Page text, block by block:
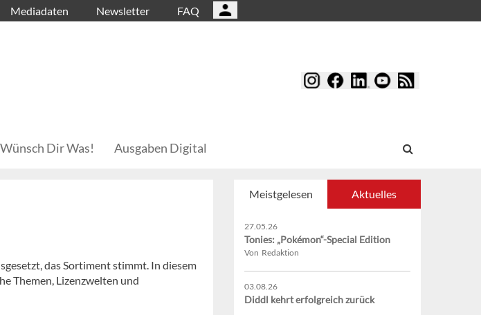
Mediadaten Newsletter FAQ
Wünsch Dir Was! Ausgaben Digital
das Sortiment stimmt. In diesem
Themen, Lizenzwelten und
Meistgelesen Aktuelles
27.05.26
Tonies: „Pokémon“-Special Edition
Von Redaktion
03.08.26
Diddl kehrt erfolgreich zurück